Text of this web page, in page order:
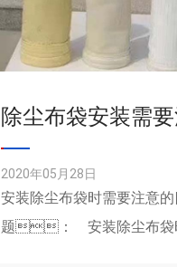
2020年05月28日
安装除尘布袋时需要注意的
题： 安装除尘布袋